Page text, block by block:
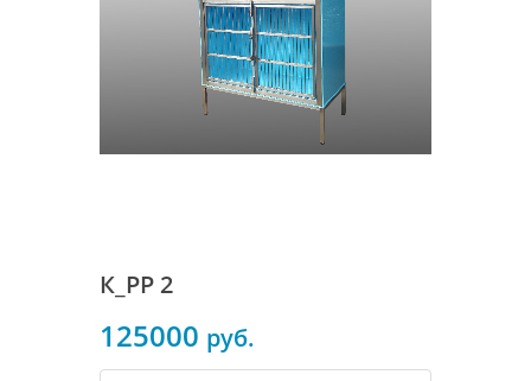
К_РР 2
125000 руб.